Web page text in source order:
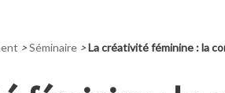
>Séminaire >La créativité féminine : la